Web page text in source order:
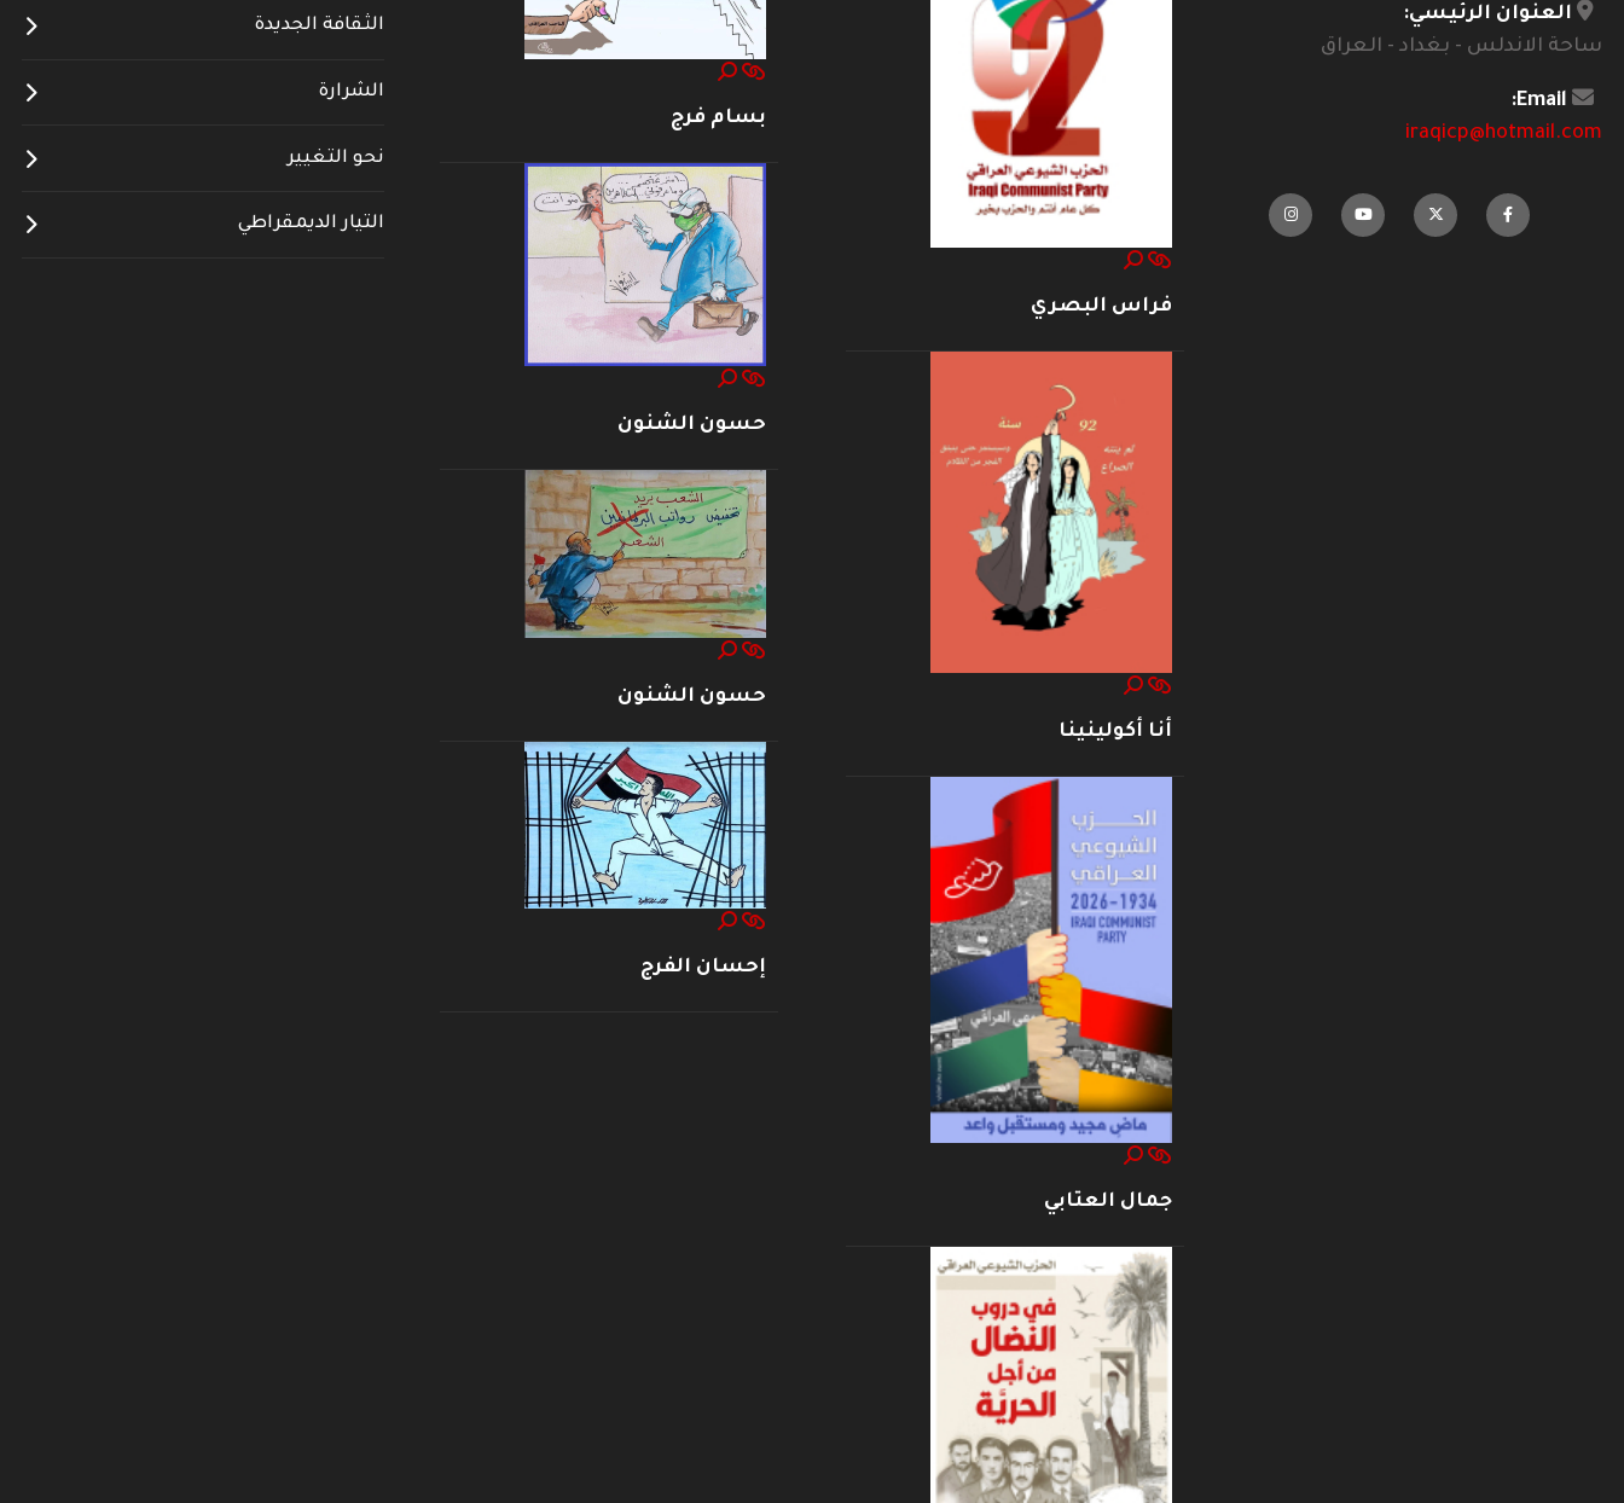
العنوان الرئيسي:
ساحة الاندلس - بغداد - العراق
Email:
iraqicp@hotmail.com
فراس البصري
أنا أكولينينا
جمال العتابي
بسام فرج
حسون الشنون
حسون الشنون
إحسان الفرج
الثقافة الجديدة
الشرارة
نحو التغيير
التيار الديمقراطي